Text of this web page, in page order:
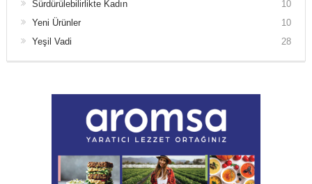
Sürdürülebilirlikte Kadın
10
Yeni Ürünler
10
Yeşil Vadi
28